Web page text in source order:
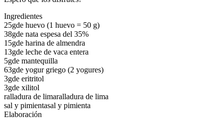
Ingredientes
25gde huevo (1 huevo = 50 g)
38gde nata espesa del 35%
15gde harina de almendra
13gde leche de vaca entera
5gde mantequilla
63gde yogur griego (2 yogures)
3gde eritritol
3gde xilitol
ralladura de limaralladura de lima
sal y pimientasal y pimienta
Elaboración